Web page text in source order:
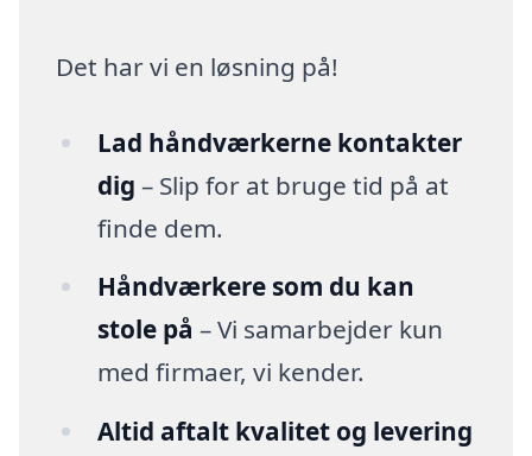
Det har vi en løsning på!
Lad håndværkerne kontakter
dig – Slip for at bruge tid på at
finde dem.
Håndværkere som du kan
stole på – Vi samarbejder kun
med firmaer, vi kender.
Altid aftalt kvalitet og levering